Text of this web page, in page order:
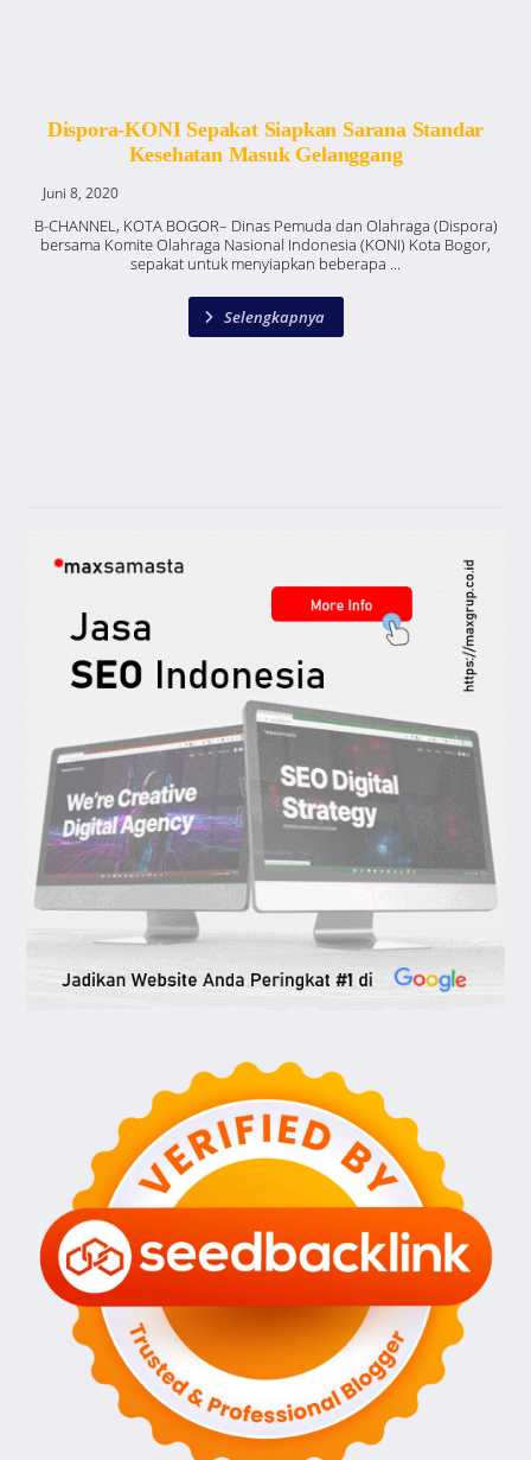
Dispora-KONI Sepakat Siapkan Sarana Standar
Kesehatan Masuk Gelanggang
Juni 8, 2020
B-CHANNEL, KOTA BOGOR– Dinas Pemuda dan Olahraga (Dispora)
bersama Komite Olahraga Nasional Indonesia (KONI) Kota Bogor,
sepakat untuk menyiapkan beberapa ...
Selengkapnya